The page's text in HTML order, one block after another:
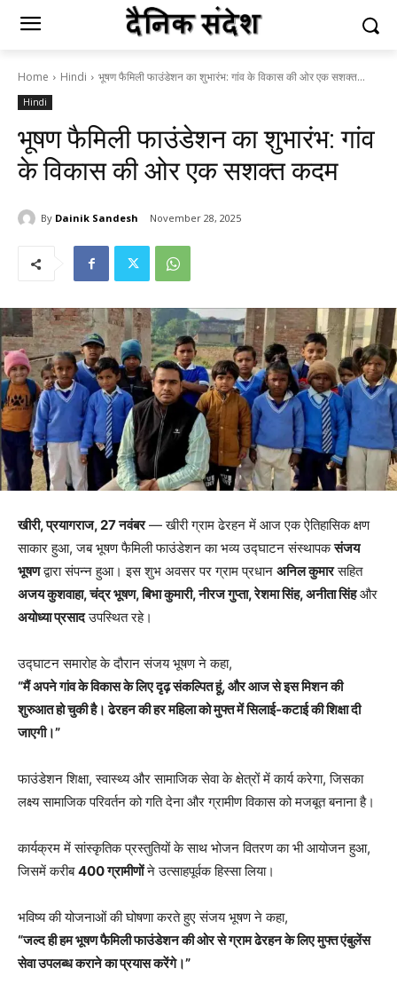
Home Hindi भूषण फैमिली फाउंडेशन का शुभारंभ: गांव के विकास की ओर एक सशक्त...
Hindi
भूषण फैमिली फाउंडेशन का शुभारंभ: गांव
के विकास की ओर एक सशक्त कदम
By Dainik Sandesh November 28, 2025
खीरी, प्रयागराज, 27 नवंबर— खीरी ग्राम ढेरहन में आज एक ऐतिहासिक क्षण
साकार हुआ, जब भूषण फैमिली फाउंडेशन का भव्य उद्घाटन संस्थापकसंजय
भूषणद्वारा संपन्न हुआ। इस शुभ अवसर पर ग्राम प्रधान अनिल कुमारसहित
अजय कुशवाहा, चंद्र भूषण, बिभा कुमारी, नीरज गुप्ता, रेशमा सिंह, अनीता सिंहऔर
अयोध्या प्रसादउपस्थित रहे।
उद्घाटन समारोह के दौरान संजय भूषण ने कहा,
“मैं अपने गांव के विकास के लिए दृढ़ संकल्पित हूं, और आज से इस मिशन की
शुरुआत हो चुकी है। ढेरहन की हर महिला को मुफ्त में सिलाई-कटाई की शिक्षा दी
जाएगी।”
फाउंडेशन शिक्षा, स्वास्थ्य और सामाजिक सेवा के क्षेत्रों में कार्य करेगा, जिसका
लक्ष्य सामाजिक परिवर्तन को गति देना और ग्रामीण विकास को मजबूत बनाना है।
कार्यक्रम में सांस्कृतिक प्रस्तुतियों के साथ भोजन वितरण का भी आयोजन हुआ,
जिसमें करीब400 ग्रामीणोंने उत्साहपूर्वक हिस्सा लिया।
भविष्य की योजनाओं की घोषणा करते हुए संजय भूषण ने कहा,
“जल्द ही हम भूषण फैमिली फाउंडेशन की ओर से ग्राम ढेरहन के लिए मुफ्त एंबुलेंस
सेवा उपलब्ध कराने का प्रयास करेंगे।”